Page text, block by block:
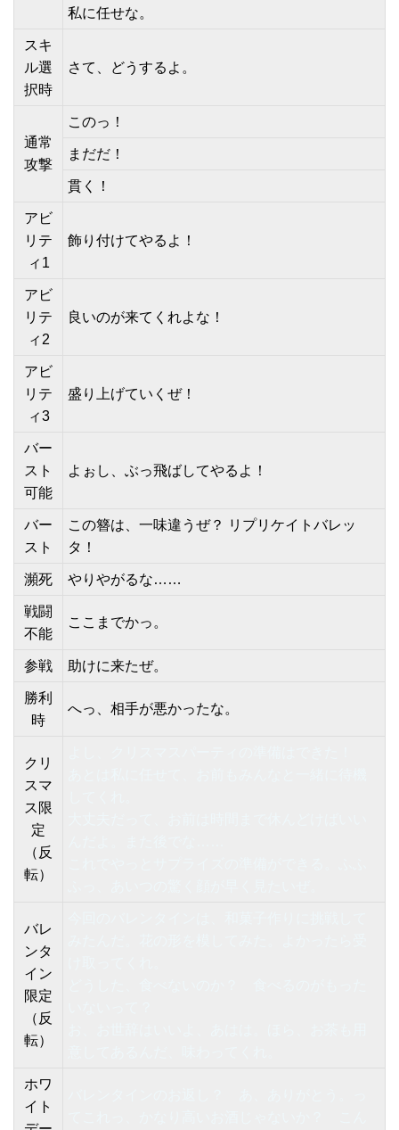
私に任せな。
スキ
ル選
択時
さて、どうするよ。
通常
攻撃
このっ！
まだだ！
貫く！
アビ
リテ
ィ1
飾り付けてやるよ！
アビ
リテ
ィ2
良いのが来てくれよな！
アビ
リテ
ィ3
盛り上げていくぜ！
バー
スト
可能
よぉし、ぶっ飛ばしてやるよ！
バー
スト
この簪は、一味違うぜ？ リプリケイトバレッ
タ！
瀕死 やりやがるな……
戦闘
不能
ここまでかっ。
参戦 助けに来たぜ。
勝利
時
へっ、相手が悪かったな。
クリ
スマ
ス限
定
（反
転）
バレ
ンタ
イン
限定
（反
転）
ホワ
イト